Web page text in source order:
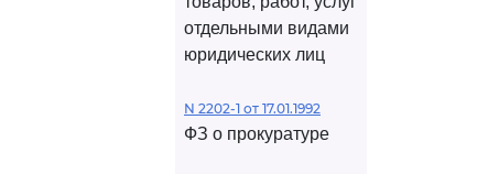
отдельными видами
юридических лиц
N 2202-1 от 17.01.1992
ФЗ о прокуратуре